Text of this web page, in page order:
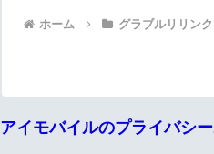
ホーム グラブルリリンク
アイモバイルのプライバシ